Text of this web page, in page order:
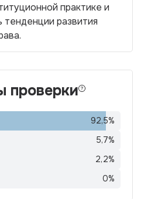
практике и
развития
проверки
92,5%
5,7%
2,2%
0%